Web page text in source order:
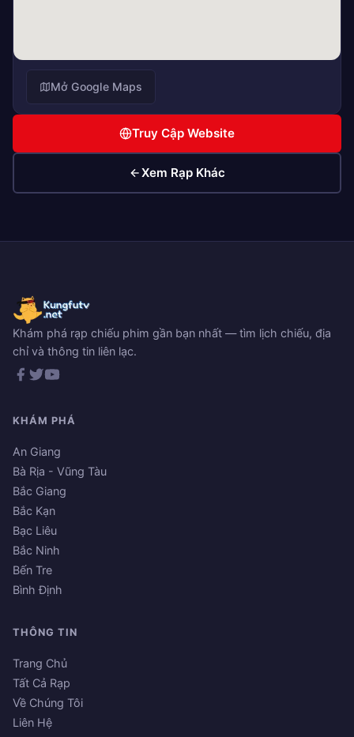
Mở Google Maps
Truy Cập Website
Xem Rạp Khác
Khám phá rạp chiếu phim gần bạn nhất — tìm lịch chiếu, địa
chỉ và thông tin liên lạc.
KHÁM PHÁ
An Giang
Bà Rịa - Vũng Tàu
Bắc Giang
Bắc Kạn
Bạc Liêu
Bắc Ninh
Bến Tre
Bình Định
THÔNG TIN
Trang Chủ
Tất Cả Rạp
Về Chúng Tôi
Liên Hệ